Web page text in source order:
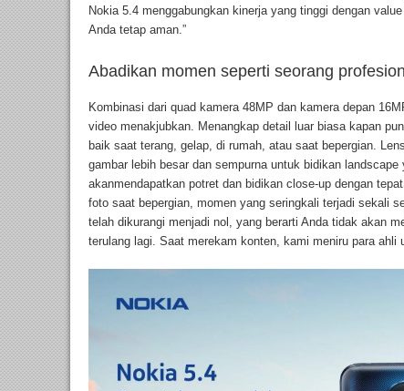
Nokia 5.4 menggabungkan kinerja yang tinggi dengan
Anda tetap aman.”
Abadikan momen seperti seorang
Kombinasi dari quad kamera 48MP dan kamera depan
video menakjubkan. Menangkap detail luar biasa kapan
baik saat terang, gelap, di rumah, atau saat bepergian.
gambar lebih besar dan sempurna untuk bidikan
akanmendapatkan potret dan bidikan close-up dengan
foto saat bepergian, momen yang seringkali terjadi sekali
telah dikurangi menjadi nol, yang berarti Anda tidak akan
terulang lagi. Saat merekam konten, kami meniru para ahli